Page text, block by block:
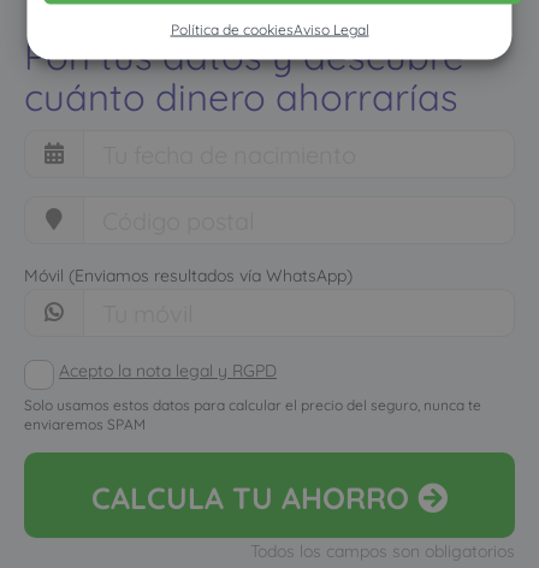
Política de cookiesAviso Legal
Pon tus datos y descubre
cuánto dinero ahorrarías
Móvil (Enviamos resultados vía WhatsApp)
Acepto la nota legal y RGPD
Solo usamos estos datos para calcular el precio del seguro, nunca te
enviaremos SPAM
CALCULA TU AHORRO
Todos los campos son obligatorios